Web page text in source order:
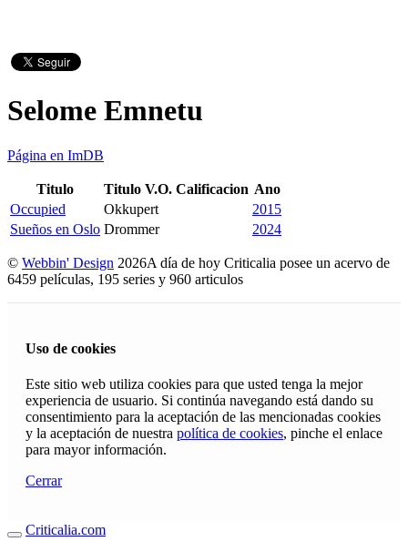
Selome Emnetu
Página en ImDB
Titulo Titulo V.O. Calificacion Ano
Occupied
Okkupert
2015
Sueños en Oslo Drommer 2024
© Webbin' Design 2026A día de hoy Criticalia posee un acervo de
6459 películas, 195 series y 960 articulos
Uso de cookies
Este sitio web utiliza cookies para que usted tenga la mejor
experiencia de usuario. Si continúa navegando está dando su
consentimiento para la aceptación de las mencionadas cookies
y la aceptación de nuestra política de cookies, pinche el enlace
para mayor información.
Cerrar
Criticalia.com